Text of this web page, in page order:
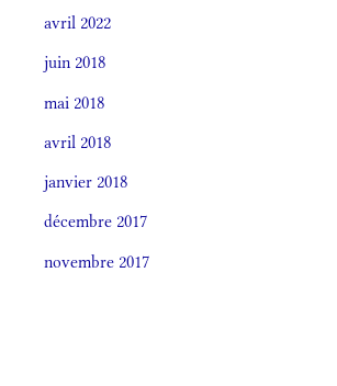
avril 2022
juin 2018
mai 2018
avril 2018
janvier 2018
décembre 2017
novembre 2017